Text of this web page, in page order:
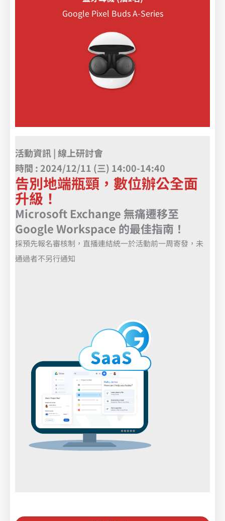
Google Pixel Buds A-Series
活動資訊 | 線上研討會
時間 : 2024/12/11 (三) 14:00-14:40
告別地端瓶頸，數位辦公全面
升級！
Microsoft Exchange 無痛遷移至
Google Workspace 的最佳指南！
採預先報名審核制，直播連結統一於活動前一周寄發，未
通過者不另行通知